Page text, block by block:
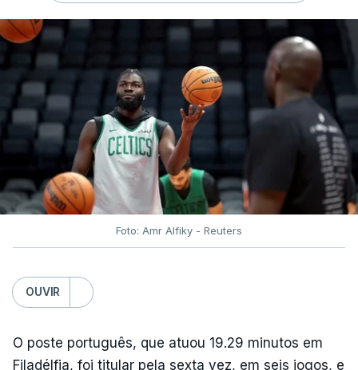
Foto: Amr Alfiky - Reuters
OUVIR
O poste português, que atuou 19.29 minutos em
Filadélfia, foi titular pela sexta vez, em seis jogos, e